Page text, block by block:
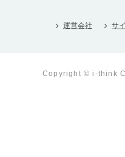
運営会社 サ
Copyright © i-think